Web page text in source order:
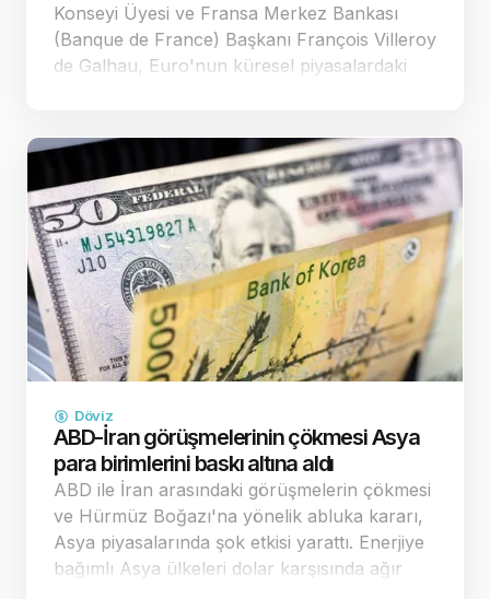
Konseyi Üyesi ve Fransa Merkez Bankası
(Banque de France) Başkanı François Villeroy
de Galhau, Euro'nun küresel piyasalardaki
dikkat çekerek, y…
Döviz
ABD-İran görüşmelerinin çökmesi Asya
para birimlerini baskı altına aldı
ABD ile İran arasındaki görüşmelerin çökmesi
ve Hürmüz Boğazı'na yönelik abluka kararı,
Asya piyasalarında şok etkisi yarattı. Enerjiye
bağımlı Asya ülkeleri dolar karşısında ağır